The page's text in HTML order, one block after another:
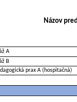
Názov
A
B
prax A (hospitačná)